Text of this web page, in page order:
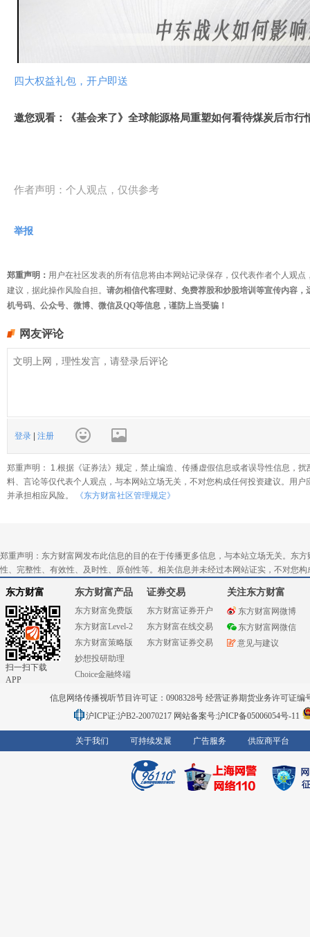
视
频
四大权益礼包，开户即送
邀您观看：《基会来了》全球能源格局重塑如何看待煤炭后市行
作者声明：个人观点，仅供参考
举报
郑重声明： 用户在社区发表的所有信息将由本网站记录保存，仅代表作者个人观
建议，据此操作风险自担。 请勿相信代客理财、免费荐股和炒股培训等宣传内容
机号码、公众号、微博、微信及QQ等信息，谨防上当受骗！
网友评论
登录 注册
郑重声明： 1.根据《证券法》规定，禁止编造、传播虚假信息或者误导性信息，
料、言论等仅代表个人观点，与本网站立场无关，不对您构成任何投资建议。用
并承担相应风险。
《东方财富社区管理规定》
郑重声明：东方财富网发布此信息的目的在于传播更多信息，与本站立场无关。东
性、完整性、有效性、及时性、原创性等。相关信息并未经过本网站证实，不对您
东方财富
扫一扫下载
APP
东方财富产品
东方财富免费版
东方财富Level-2
东方财富策略版
妙想投研助理
Choice金融终端
证券交易
东方财富证券开户
东方财富在线交易
东方财富证券交易
关注东方财富
东方财富网微博
东方财富网微信
意见与建议
信息网络传播视听节目许可证：0908328号 经营证券期货业务许可证编
沪ICP证:沪B2-20070217 网站备案号:沪ICP备05006054号-11
关于我们 可持续发展 广告服务 供应商平台